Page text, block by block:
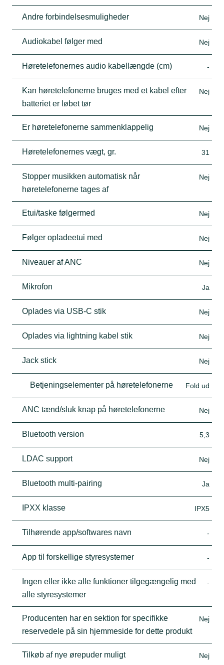
Andre forbindelsesmuligheder Nej
Audiokabel følger med Nej
Høretelefonernes audio kabellængde (cm) -
Kan høretelefonerne bruges med et kabel efter
batteriet er løbet tør
Nej
Er høretelefonerne sammenklappelig Nej
Høretelefonernes vægt, gr. 31
Stopper musikken automatisk når
høretelefonerne tages af
Nej
Etui/taske følgermed Nej
Følger opladeetui med Nej
Niveauer af ANC Nej
Mikrofon Ja
Oplades via USB-C stik Nej
Oplades via lightning kabel stik Nej
Jack stick Nej
Betjeningselementer på høretelefonerne Fold ud
ANC tænd/sluk knap på høretelefonerne Nej
Bluetooth version 5,3
LDAC support Nej
Bluetooth multi-pairing Ja
IPXX klasse IPX5
Tilhørende app/softwares navn -
App til forskellige styresystemer -
Ingen eller ikke alle funktioner tilgegængelig med
alle styresystemer
-
Producenten har en sektion for specifikke
reservedele på sin hjemmeside for dette produkt
Nej
Tilkøb af nye ørepuder muligt Nej